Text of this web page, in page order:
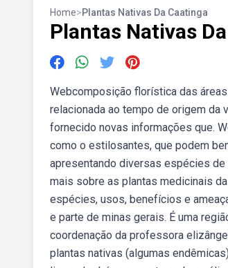
Home>Plantas Nativas Da Caatinga
Plantas Nativas
Webcomposição florística das
relacionada ao tempo de origem
fornecido novas informações que.
como o estilosantes, que podem
apresentando diversas espécies
mais sobre as plantas medicinais
espécies, usos, benefícios e
e parte de minas gerais. É uma
coordenação da professora
plantas nativas (algumas